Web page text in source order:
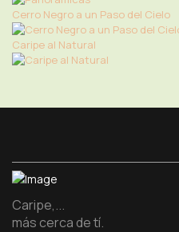
Cerro Negro a un Paso del Cielo
Caripe al Natural
Caripe,...
más cerca de tí.